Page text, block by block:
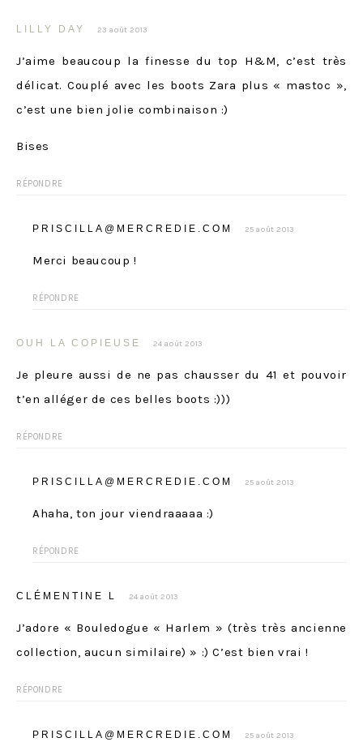
LILLY DAY 23 août 2013
J’aime beaucoup la finesse du top H&M, c’est très
délicat. Couplé avec les boots Zara plus « mastoc »,
c’est une bien jolie combinaison :)
Bises
RÉPONDRE
PRISCILLA@MERCREDIE.COM 25 août 2013
Merci beaucoup !
RÉPONDRE
OUH LA COPIEUSE 24 août 2013
Je pleure aussi de ne pas chausser du 41 et pouvoir
t’en alléger de ces belles boots :)))
RÉPONDRE
PRISCILLA@MERCREDIE.COM 25 août 2013
Ahaha, ton jour viendraaaaa :)
RÉPONDRE
CLÉMENTINE L 24 août 2013
J’adore « Bouledogue « Harlem » (très très ancienne
collection, aucun similaire) » :) C’est bien vrai !
RÉPONDRE
PRISCILLA@MERCREDIE.COM 25 août 2013